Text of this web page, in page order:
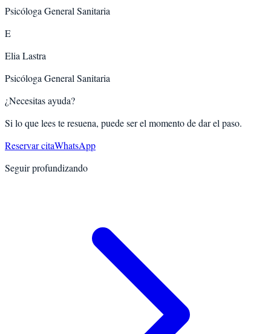
Psicóloga General Sanitaria
E
Elia Lastra
Psicóloga General Sanitaria
¿Necesitas ayuda?
Si lo que lees te resuena, puede ser el momento de dar el paso.
Reservar citaWhatsApp
Seguir profundizando